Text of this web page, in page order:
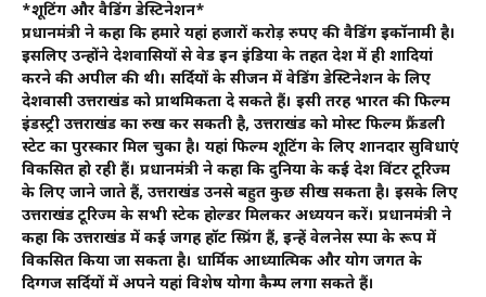
*शूटिंग और वैडिंग डेस्टिनेशन*
प्रधानमंत्री ने कहा कि हमारे यहां हजारों करोड़ रुपए की वैडिंग इकॉनामी है।
इसलिए उन्होंने देशवासियों से वेड इन इंडिया के तहत देश में ही शादियां
करने की अपील की थी। सर्दियों के सीजन में वेडिंग डेस्टिनेशन के लिए
देशवासी उत्तराखंड को प्राथमिकता दे सकते हैं। इसी तरह भारत की फिल्म
इंडस्ट्री उत्तराखंड का रुख कर सकती है, उत्तराखंड को मोस्ट फिल्म फ्रैंडली
स्टेट का पुरस्कार मिल चुका है। यहां फिल्म शूटिंग के लिए शानदार सुविधाएं
विकसित हो रही हैं। प्रधानमंत्री ने कहा कि दुनिया के कई देश विंटर टूरिज्म
के लिए जाने जाते हैं, उत्तराखंड उनसे बहुत कुछ सीख सकता है। इसके लिए
उत्तराखंड टूरिज्म के सभी स्टेक होल्डर मिलकर अध्ययन करें। प्रधानमंत्री ने
कहा कि उत्तराखंड में कई जगह हॉट स्प्रिंग हैं, इन्हें वेलनेस स्पा के रूप में
विकसित किया जा सकता है। धार्मिक आध्यात्मिक और योग जगत के
दिग्गज सर्दियों में अपने यहां विशेष योगा कैम्प लगा सकते हैं।